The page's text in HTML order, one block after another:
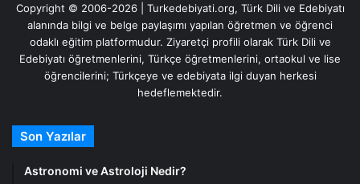
Copyright © 2006-2026 | Turkedebiyati.org, Türk Dili ve Edebiyatı
alanında bilgi ve belge paylaşımı yapılan öğretmen ve öğrenci
odaklı eğitim platformudur. Ziyaretçi profili olarak Türk Dili ve
Edebiyatı öğretmenlerini, Türkçe öğretmenlerini, ortaokul ve lise
öğrencilerini; Türkçeye ve edebiyata ilgi duyan herkesi
hedeflemektedir.
Son Yazılar
Astronomi ve Astroloji Nedir?